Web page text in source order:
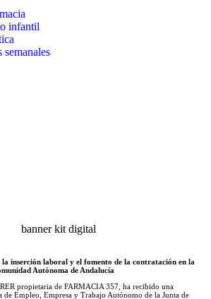
infantil
semanales
inserción laboral y el fomento de la contratación en la
Autónoma de Andalucía
propietaria de FARMACIA 357, ha recibido una
de Empleo, Empresa y Trabajo Autónomo de la Junta de